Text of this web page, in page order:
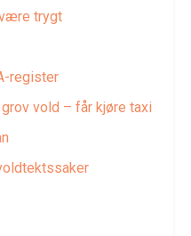
trygt
register
vold – får kjøre taxi